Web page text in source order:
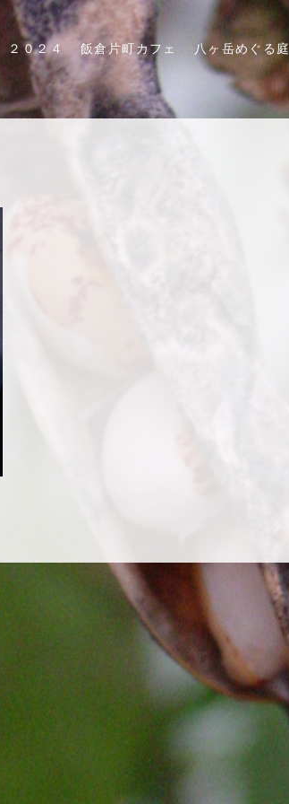
２０２４ 飯倉片町カフェ 八ヶ岳めぐる庭